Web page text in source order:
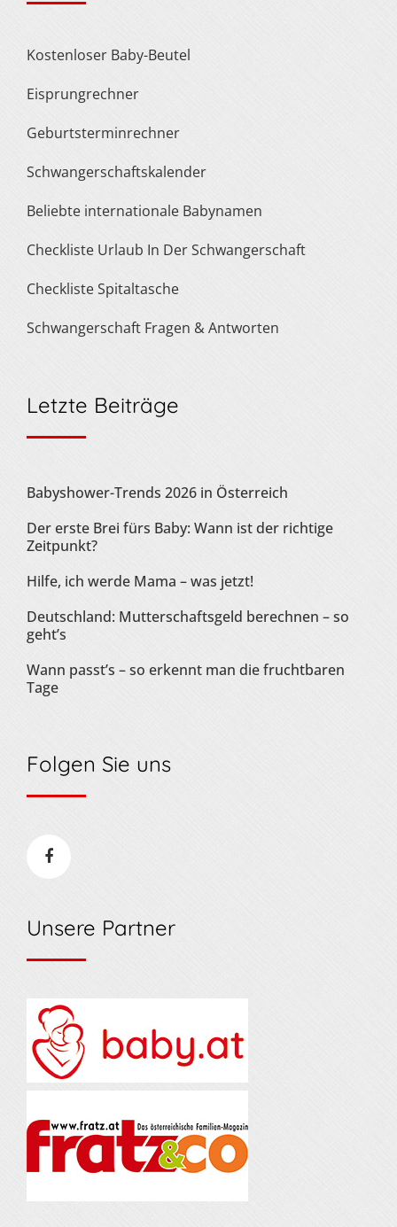
Kostenloser Baby-Beutel
Eisprungrechner
Geburtsterminrechner
Schwangerschaftskalender
Beliebte internationale Babynamen
Checkliste Urlaub In Der Schwangerschaft
Checkliste Spitaltasche
Schwangerschaft Fragen & Antworten
Letzte Beiträge
Babyshower-Trends 2026 in Österreich
Der erste Brei fürs Baby: Wann ist der richtige
Zeitpunkt?
Hilfe, ich werde Mama – was jetzt!
Deutschland: Mutterschaftsgeld berechnen – so
geht’s
Wann passt’s – so erkennt man die fruchtbaren
Tage
Folgen Sie uns
Unsere Partner